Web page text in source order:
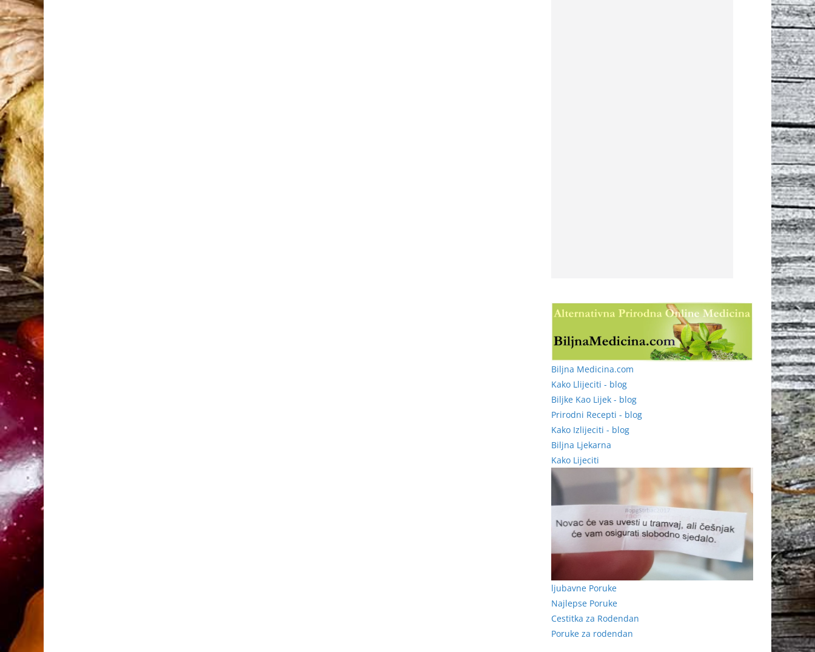
Biljna Medicina.com
Kako Llijeciti - blog
Biljke Kao Lijek - blog
Prirodni Recepti - blog
Kako Izlijeciti - blog
Biljna Ljekarna
Kako Lijeciti
ljubavne Poruke
Najlepse Poruke
Cestitka za Rodendan
Poruke za rodendan